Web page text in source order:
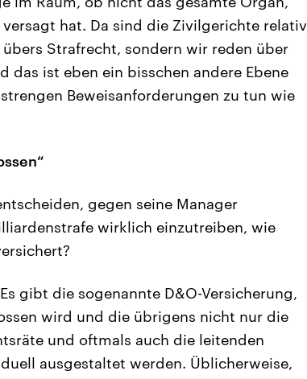
hat. Da sind die Zivilgerichte relativ
Strafrecht, sondern wir reden über
das ist eben ein bisschen andere Ebene
Beweisanforderungen zu tun wie
gegen seine Manager
wirklich einzutreiben, wie
gibt die sogenannte D&O-Versicherung,
wird und die übrigens nicht nur die
und oftmals auch die leitenden
ausgestaltet werden. Üblicherweise,